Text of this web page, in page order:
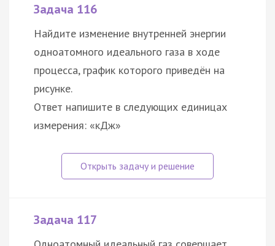
Задача 116
Найдите изменение внутренней энергии
одноатомного идеального газа в ходе
процесса, график которого приведён на
рисунке.
Ответ напишите в следующих единицах
измерения: «кДж»
Задача 117